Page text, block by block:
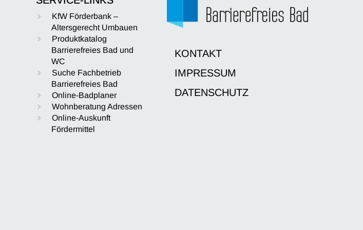
KfW Förderbank –
Altersgerecht Umbauen
Produktkatalog
Barrierefreies Bad und
WC
Suche Fachbetrieb
Barrierefreies Bad
Online-Badplaner
Wohnberatung Adressen
Online-Auskunft
Fördermittel
KONTAKT
IMPRESSUM
DATENSCHUTZ